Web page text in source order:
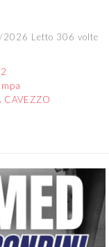
Letto 306 volte
CAVEZZO